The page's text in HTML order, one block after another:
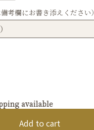
考欄にお書き添えください）
available
Add to cart